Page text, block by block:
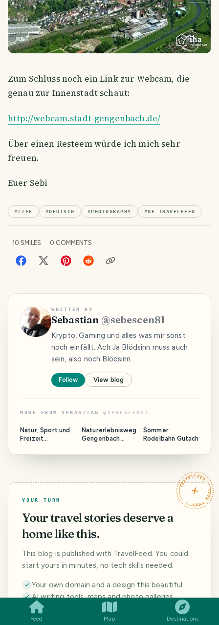
Feed Map Destinations
Zum Schluss noch ein Link zur Webcam, die
genau zur Innenstadt schaut:
http://webcam.stadt-gengenbach.de/
Über einen Resteem würde ich mich sehr
freuen.
Euer Sebi
# LIFE # DEUTSCH # PHOTOGRAPHY # DE-TRAVELFEED
10 SMILES 0 COMMENTS
WRITTEN BY
Sebastian @sebescen81
Krypto, Gaming und alles was mir sonst
noch einfällt. Ach Ja Blödsinn muss auch
sein, also noch Blödsinn.
Follow View blog
MORE FROM SEBASTIAN @ SEBESCEN81
Natur, Sport und
Freizeit
(Deutsch/ English)
Naturerlebnisweg
Gengenbach
Hotzenplotz
Sommer
Rodelbahn Gutach
TRAVELFEED · YOUR TURN ·
YOUR TURN
Your travel stories deserve a
home like this.
This blog is published with TravelFeed. You could
start yours in minutes, no tech skills needed.
Your own domain and a design this beautiful
AI writing tools, maps and photo galleries
A community of real travel bloggers from day
one
SMILES COMMENT SHARE